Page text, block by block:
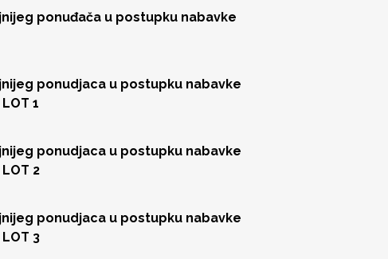
ponuđača u postupku nabavke
ponudjaca u postupku nabavke
1
ponudjaca u postupku nabavke
2
ponudjaca u postupku nabavke
3